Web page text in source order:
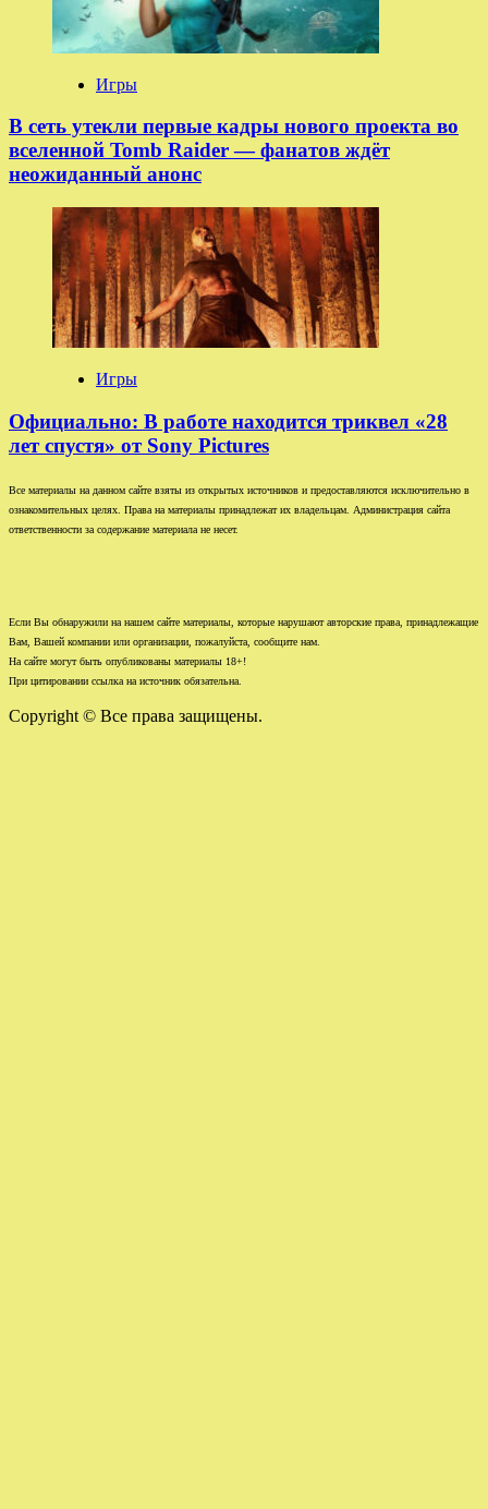
Игры
В сеть утекли первые кадры нового проекта во
вселенной Tomb Raider — фанатов ждёт
неожиданный анонс
Игры
Официально: В работе находится триквел «28
лет спустя» от Sony Pictures
Все материалы на данном сайте взяты из открытых источников и предоставляются исключительно в
ознакомительных целях. Права на материалы принадлежат их владельцам. Администрация сайта
ответственности за содержание материала не несет.
Если Вы обнаружили на нашем сайте материалы, которые нарушают авторские права, принадлежащие
Вам, Вашей компании или организации, пожалуйста, сообщите нам.
На сайте могут быть опубликованы материалы 18+!
При цитировании ссылка на источник обязательна.
Copyright © Все права защищены.